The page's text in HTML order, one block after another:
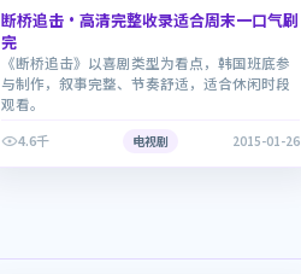
断桥追击·高清完整收录适合周末一口气刷
完
《断桥追击》以喜剧类型为看点，韩国班底参
与制作，叙事完整、节奏舒适，适合休闲时段
观看。
4.6千
电视剧 2015-01-26